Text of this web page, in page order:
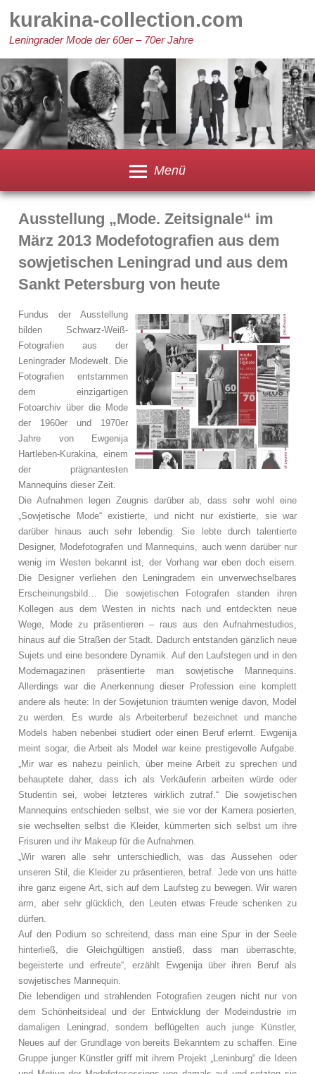
Inhalt
springen
kurakina-collection.com
Leningrader Mode der 60er – 70er Jahre
Menü
Ausstellung „Mode. Zeitsignale“ im
März 2013 Modefotografien aus dem
sowjetischen Leningrad und aus dem
Sankt Petersburg von heute
Fundus der Ausstellung
bilden Schwarz-Weiß-
Fotografien aus der
Leningrader Modewelt. Die
Fotografien entstammen
dem einzigartigen
Fotoarchiv über die Mode
der 1960er und 1970er
Jahre von Ewgenija
Hartleben-Kurakina, einem
der prägnantesten
Mannequins dieser Zeit.
Die Aufnahmen legen Zeugnis darüber ab, dass sehr wohl eine
„Sowjetische Mode“ existierte, und nicht nur existierte, sie war
darüber hinaus auch sehr lebendig. Sie lebte durch talentierte
Designer, Modefotografen und Mannequins, auch wenn darüber nur
wenig im Westen bekannt ist, der Vorhang war eben doch eisern.
Die Designer verliehen den Leningradern ein unverwechselbares
Erscheinungsbild… Die sowjetischen Fotografen standen ihren
Kollegen aus dem Westen in nichts nach und entdeckten neue
Wege, Mode zu präsentieren – raus aus den Aufnahmestudios,
hinaus auf die Straßen der Stadt. Dadurch entstanden gänzlich neue
Sujets und eine besondere Dynamik. Auf den Laufstegen und in den
Modemagazinen präsentierte man sowjetische Mannequins.
Allerdings war die Anerkennung dieser Profession eine komplett
andere als heute: In der Sowjetunion träumten wenige davon, Model
zu werden. Es wurde als Arbeiterberuf bezeichnet und manche
Models haben nebenbei studiert oder einen Beruf erlernt. Ewgenija
meint sogar, die Arbeit als Model war keine prestigevolle Aufgabe.
„Mir war es nahezu peinlich, über meine Arbeit zu sprechen und
behauptete daher, dass ich als Verkäuferin arbeiten würde oder
Studentin sei, wobei letzteres wirklich zutraf.“ Die sowjetischen
Mannequins entschieden selbst, wie sie vor der Kamera posierten,
sie wechselten selbst die Kleider, kümmerten sich selbst um ihre
Frisuren und ihr Makeup für die Aufnahmen.
„Wir waren alle sehr unterschiedlich, was das Aussehen oder
unseren Stil, die Kleider zu präsentieren, betraf. Jede von uns hatte
ihre ganz eigene Art, sich auf dem Laufsteg zu bewegen. Wir waren
arm, aber sehr glücklich, den Leuten etwas Freude schenken zu
dürfen.
Auf den Podium so schreitend, dass man eine Spur in der Seele
hinterließ, die Gleichgültigen anstieß, dass man überraschte,
begeisterte und erfreute“, erzählt Ewgenija über ihren Beruf als
sowjetisches Mannequin.
Die lebendigen und strahlenden Fotografien zeugen nicht nur von
dem Schönheitsideal und der Entwicklung der Modeindustrie im
damaligen Leningrad, sondern beflügelten auch junge Künstler,
Neues auf der Grundlage von bereits Bekanntem zu schaffen. Eine
Gruppe junger Künstler griff mit ihrem Projekt „Leninburg“ die Ideen